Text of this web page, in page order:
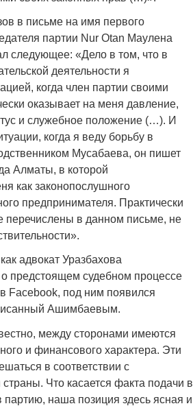
в письме на имя первого
партии Nur Otan Маулена
следующее: «Дело в том, что в
деятельности я
когда член партии своими
оказывает на меня давление,
и служебное положение (…). И
когда я веду борьбу в
Мусабаева, он пишет
Алматы, в которой
как законопослушного
предпринимателя. Практически
перечислены в данном письме, не
адвокат Уразбахова
о предстоящем судебном процессе
Facebook, под ним появился
Ашимбаевым.
между сторонами имеются
и финансового характера. Эти
в соответствии с
страны. Что касается факта подачи в
партию, наша позиция здесь ясная и